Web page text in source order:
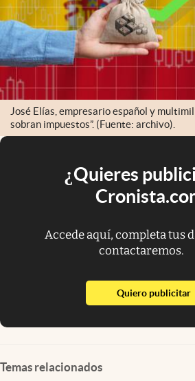
José Elías, empresario español y
sobran impuestos”. (Fuente: archivo).
¿Quieres
Accede aquí, completa tus
contactaremos.
Quiero publicitar
Temas relacionados